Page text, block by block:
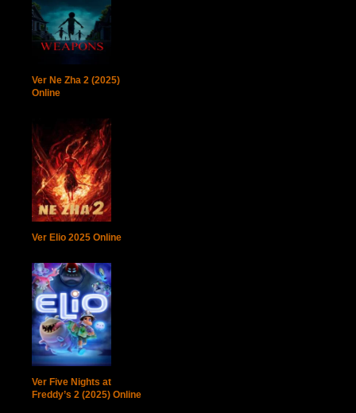
Ver Ne Zha 2 (2025)
Online
Ver Elio 2025 Online
Ver Five Nights at
Freddy’s 2 (2025) Online